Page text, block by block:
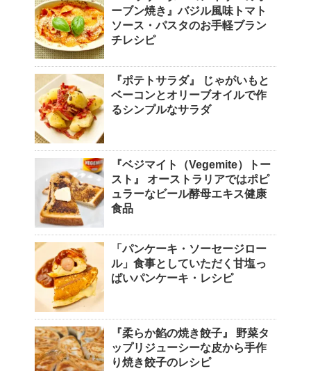
ーブン焼き』バジル風味トマト
ソース・パスタのお手軽ブラン
チレシピ
『ポテトサラダ』 じゃがいもと
ベーコンとオリーブオイルで作
るシンプルなサラダ
『ベジマイト（Vegemite）トー
スト』 オーストラリアではポピ
ュラーなビール酵母エキス健康
食品
「パンケーキ・ソーセージロー
ル」食事としていただく甘塩っ
ぱいパンケーキ・レシピ
『柔らか餡の焼き餃子』 野菜タ
ップリジューシーな皮から手作
り焼き餃子のレシピ